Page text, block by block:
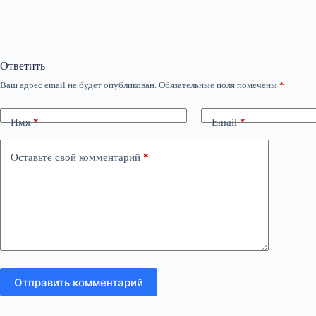
Ответить
Ваш адрес email не будет опубликован. Обязательные поля помечены *
Имя* Email*
Оставьте свой комментарий *
Отправить комментарий